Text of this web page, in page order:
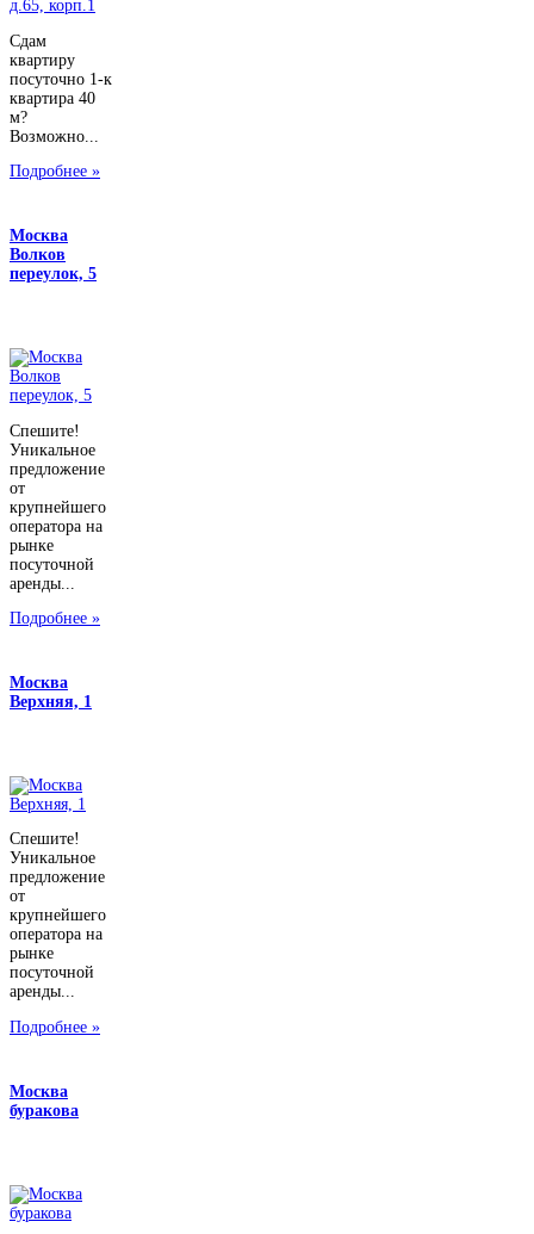
Сдам
квартиру
посуточно 1-к
квартира 40
м?
Возможно...
Подробнее »
Москва
Волков
переулок, 5
Спешите!
Уникальное
предложение
от
крупнейшего
оператора на
рынке
посуточной
аренды...
Подробнее »
Москва
Верхняя, 1
Спешите!
Уникальное
предложение
от
крупнейшего
оператора на
рынке
посуточной
аренды...
Подробнее »
Москва
буракова